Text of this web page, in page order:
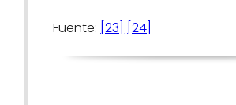
Fuente: [23] [24]